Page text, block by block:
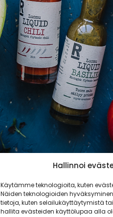
Hallinnoi
Käytämme teknologioita, kuten
Näiden teknologioiden
tietoja, kuten selailukäyttäytymistä
hallita evästeiden käyttölupaa alla